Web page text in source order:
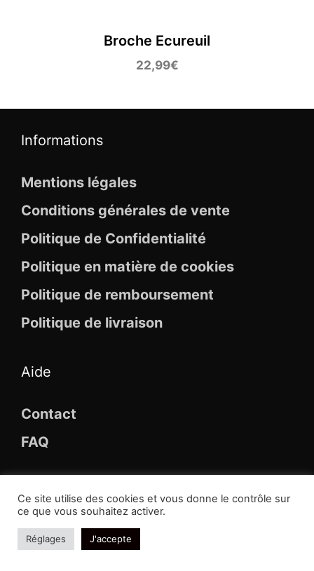
Broche Ecureuil
22,99€
Informations
Mentions légales
Conditions générales de vente
Politique de Confidentialité
Politique en matière de cookies
Politique de remboursement
Politique de livraison
Aide
Contact
FAQ
© 2026 Maison Des Broches
Ce site utilise des cookies et vous donne le contrôle sur
ce que vous souhaitez activer.
Réglages J'accepte